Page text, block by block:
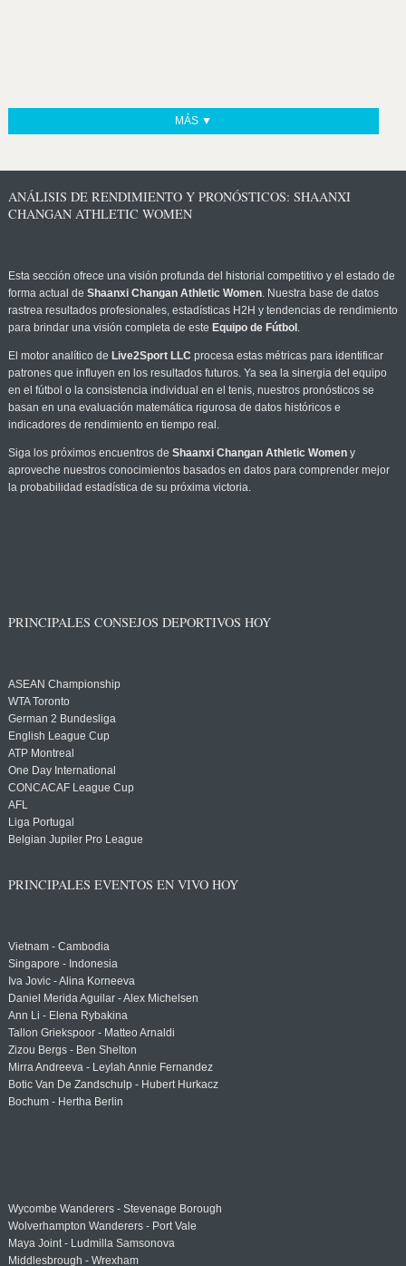
MÁS ▼
ANÁLISIS DE RENDIMIENTO Y PRONÓSTICOS: SHAANXI
CHANGAN ATHLETIC WOMEN
Esta sección ofrece una visión profunda del historial competitivo y el estado de
forma actual de Shaanxi Changan Athletic Women. Nuestra base de datos
rastrea resultados profesionales, estadísticas H2H y tendencias de rendimiento
para brindar una visión completa de este Equipo de Fútbol .
El motor analítico de Live2Sport LLC procesa estas métricas para identificar
patrones que influyen en los resultados futuros. Ya sea la sinergia del equipo
en el fútbol o la consistencia individual en el tenis, nuestros pronósticos se
basan en una evaluación matemática rigurosa de datos históricos e
indicadores de rendimiento en tiempo real.
Siga los próximos encuentros de Shaanxi Changan Athletic Womeny
aproveche nuestros conocimientos basados en datos para comprender mejor
la probabilidad estadística de su próxima victoria.
PRINCIPALES CONSEJOS DEPORTIVOS HOY
ASEAN Championship
WTA Toronto
German 2 Bundesliga
English League Cup
ATP Montreal
One Day International
CONCACAF League Cup
AFL
Liga Portugal
Belgian Jupiler Pro League
PRINCIPALES EVENTOS EN VIVO HOY
Vietnam - Cambodia
Singapore - Indonesia
Iva Jovic - Alina Korneeva
Daniel Merida Aguilar - Alex Michelsen
Ann Li - Elena Rybakina
Tallon Griekspoor - Matteo Arnaldi
Zizou Bergs - Ben Shelton
Mirra Andreeva - Leylah Annie Fernandez
Botic Van De Zandschulp - Hubert Hurkacz
Bochum - Hertha Berlin
Wycombe Wanderers - Stevenage Borough
Wolverhampton Wanderers - Port Vale
Maya Joint - Ludmilla Samsonova
Middlesbrough - Wrexham